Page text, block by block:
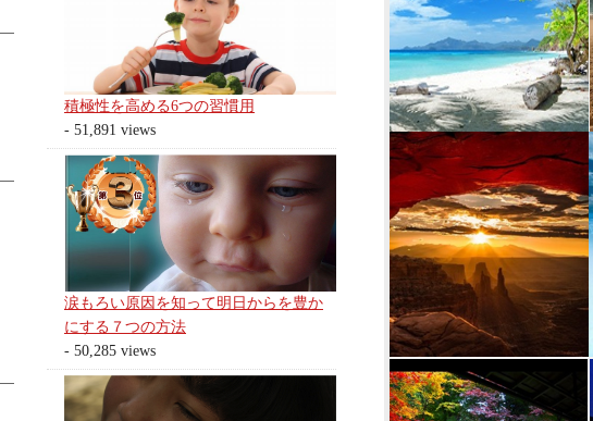
積極性を高める6つの習慣用
- 51,891 views
涙もろい原因を知って明日からを豊か
にする７つの方法
- 50,285 views